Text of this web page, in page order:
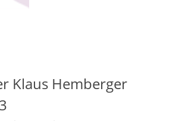
Klaus Hemberger